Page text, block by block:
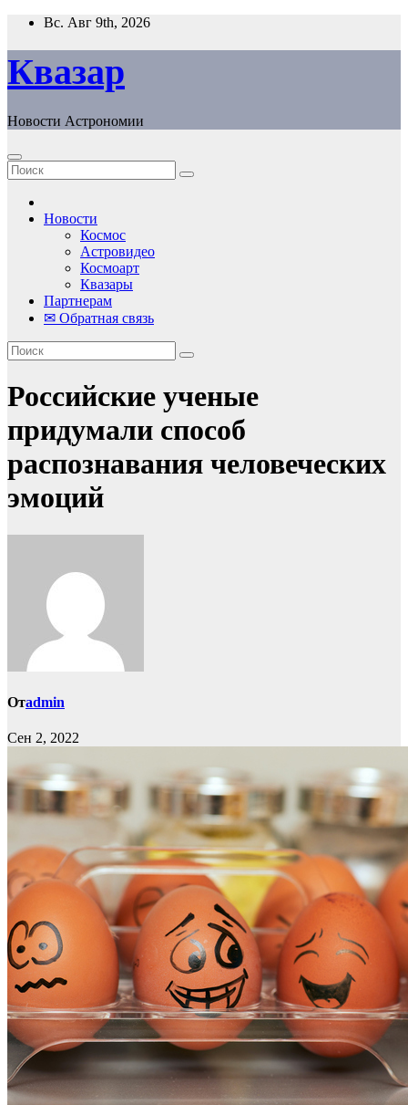
Перейти
содержанию
Вс. Авг 9th, 2026
Квазар
Новости Астрономии
Новости
Космос
Астровидео
Космоарт
Квазары
Партнерам
✉ Обратная связь
Российские ученые
придумали способ
распознавания человеческих
эмоций
Отadmin
Сен 2, 2022